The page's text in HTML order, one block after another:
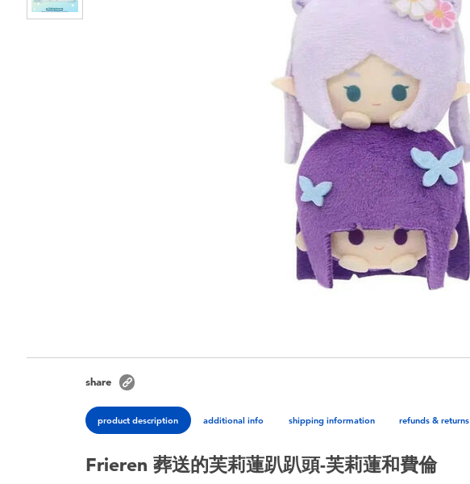
share
product description additional info shipping information refunds & returns
Frieren 葬送的芙莉蓮趴趴頭-芙莉蓮和費倫